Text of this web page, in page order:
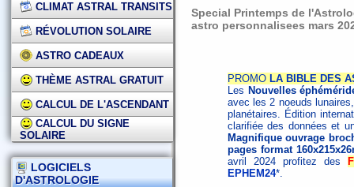
CLIMAT ASTRAL TRANSITS
RÉVOLUTION SOLAIRE
ASTRO CADEAUX
THÈME ASTRAL GRATUIT
CALCUL DE L'ASCENDANT
CALCUL DU SIGNE
SOLAIRE
LOGICIELS
D'ASTROLOGIE
Special Printemps de
astro personnalisees mars
PROMO LA BIBLE DES
Les Nouvelles
avec les 2 noeuds
planétaires. Édition
clarifiée des données et
Magnifique ouvrage
pages format
avril 2024 profitez des
EPHEM24*.